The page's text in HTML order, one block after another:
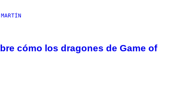
cómo los dragones de Game of